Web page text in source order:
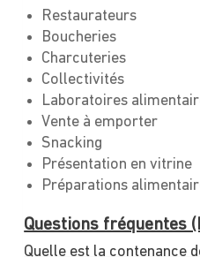
Restaurateurs
Boucheries
Charcuteries
Collectivités
Laboratoires
Vente à emporter
Snacking
Présentation en vitrine
Préparations
Questions fréquentes
Quelle est la contenance